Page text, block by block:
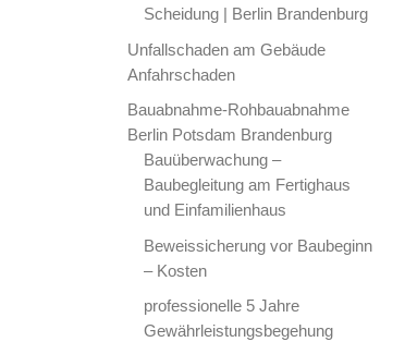
Scheidung | Berlin Brandenburg
Unfallschaden am Gebäude
Anfahrschaden
Bauabnahme-Rohbauabnahme
Berlin Potsdam Brandenburg
Bauüberwachung –
Baubegleitung am Fertighaus
und Einfamilienhaus
Beweissicherung vor Baubeginn
– Kosten
professionelle 5 Jahre
Gewährleistungsbegehung